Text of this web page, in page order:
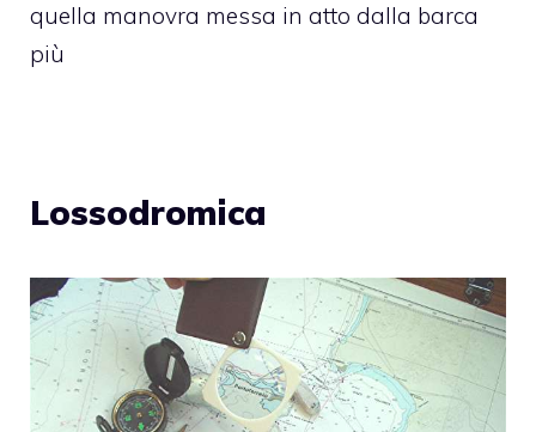
quella manovra messa in atto dalla barca
più
Lossodromica